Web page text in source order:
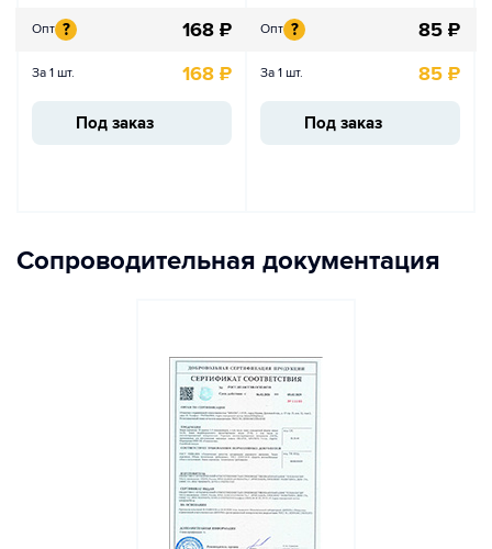
Опт ? 168 ₽
За 1 шт. 168 ₽
Под заказ
Опт ? 85 ₽
За 1 шт. 85 ₽
Под заказ
Сопроводительная документация